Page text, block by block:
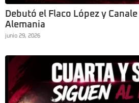
Debutó el Flaco López y
Alemania
junio 29, 2026